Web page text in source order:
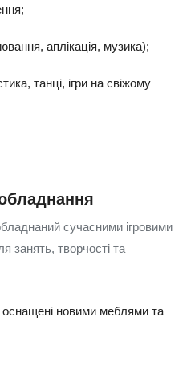
аплікація, музика);
танці, ігри на свіжому
сучасними ігровими
занять, творчості та
оснащені новими меблями та